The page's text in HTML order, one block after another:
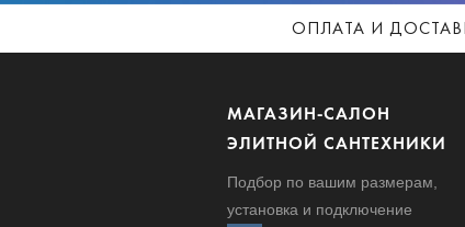
ОПЛАТА И
МАГАЗИН-САЛОН
ЭЛИТНОЙ САНТЕХНИКИ
Подбор по вашим размерам,
установка и подключение